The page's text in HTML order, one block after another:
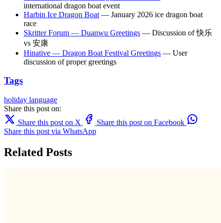
international dragon boat event
Harbin Ice Dragon Boat — January 2026 ice dragon boat
race
Skritter Forum — Duanwu Greetings — Discussion of 快乐
vs 安康
Hinative — Dragon Boat Festival Greetings — User
discussion of proper greetings
Tags
holiday language
Share this post on:
Share this post on X
Share this post on Facebook
Share this post via WhatsApp
Related Posts